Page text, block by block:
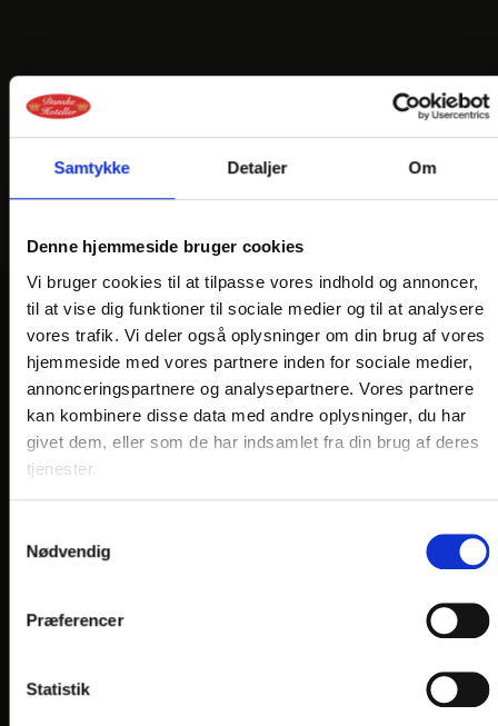
Samtykke Detaljer Om
Denne hjemmeside bruger cookies
Vi bruger cookies til at tilpasse vores indhold og annoncer,
til at vise dig funktioner til sociale medier og til at analysere
vores trafik. Vi deler også oplysninger om din brug af vores
hjemmeside med vores partnere inden for sociale medier,
annonceringspartnere og analysepartnere. Vores partnere
kan kombinere disse data med andre oplysninger, du har
givet dem, eller som de har indsamlet fra din brug af deres
tjenester.
Nødvendig
Præferencer
Statistik
VORES HOTELLER OG KATEGORIER
OPLEVELSER